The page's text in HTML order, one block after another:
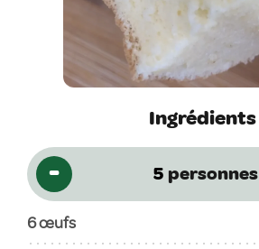
Ingrédients
- personnes
6œufs